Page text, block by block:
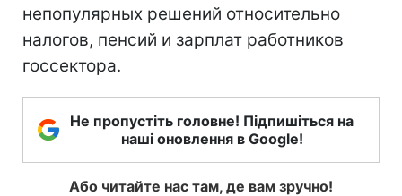
непопулярных решений относительно
налогов, пенсий и зарплат работников
госсектора.
Не пропустіть головне! Підпишіться на
наші оновлення в Google!
Або читайте нас там, де вам зручно!